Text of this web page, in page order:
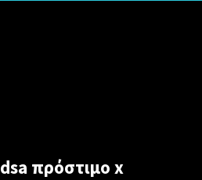
dsa πρόστιμο x